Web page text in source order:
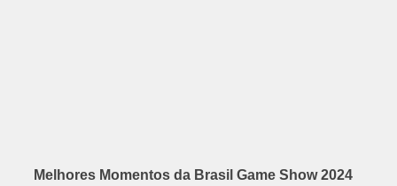
Melhores Momentos da Brasil Game Show 2024